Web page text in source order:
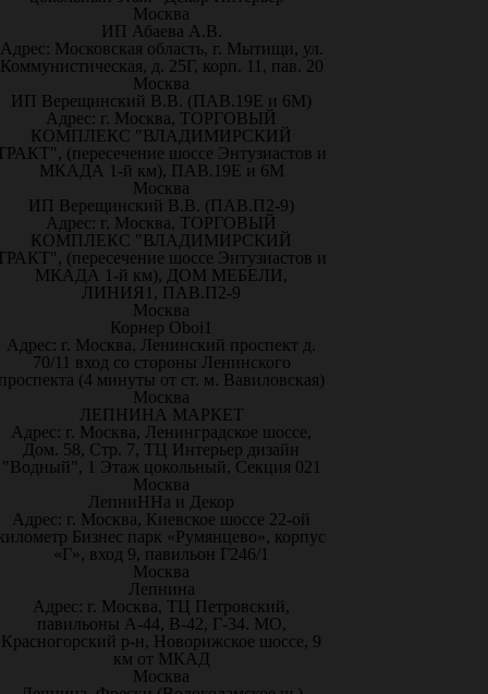
Москва
ИП Абаева А.В.
Адрес: Московская область, г. Мытищи, ул.
Коммунистическая, д. 25Г, корп. 11, пав. 20
Москва
ИП Верещинский В.В. (ПАВ.19Е и 6М)
Адрес: г. Москва, ТОРГОВЫЙ
КОМПЛЕКС "ВЛАДИМИРСКИЙ
(пересечение шоссе Энтузиастов и
МКАДА 1-й км), ПАВ.19Е и 6М
Москва
ИП Верещинский В.В. (ПАВ.П2-9)
Адрес: г. Москва, ТОРГОВЫЙ
КОМПЛЕКС "ВЛАДИМИРСКИЙ
(пересечение шоссе Энтузиастов и
МКАДА 1-й км), ДОМ МЕБЕЛИ,
ЛИНИЯ1, ПАВ.П2-9
Москва
Корнер Oboi1
Адрес: г. Москва, Ленинский проспект д.
70/11 вход со стороны Ленинского
(4 минуты от ст. м. Вавиловская)
Москва
ЛЕПНИНА МАРКЕТ
Адрес: г. Москва, Ленинградское шоссе,
Дом. 58, Стр. 7, ТЦ Интерьер дизайн
"Водный", 1 Этаж цокольный, Секция 021
Москва
ЛепниННа и Декор
Адрес: г. Москва, Киевское шоссе 22-ой
Бизнес парк «Румянцево», корпус
«Г», вход 9, павильон Г246/1
Москва
Лепнина
Адрес: г. Москва, ТЦ Петровский,
павильоны А-44, В-42, Г-34. МО,
Красногорский р-н, Новорижское шоссе, 9
км от МКАД
Москва